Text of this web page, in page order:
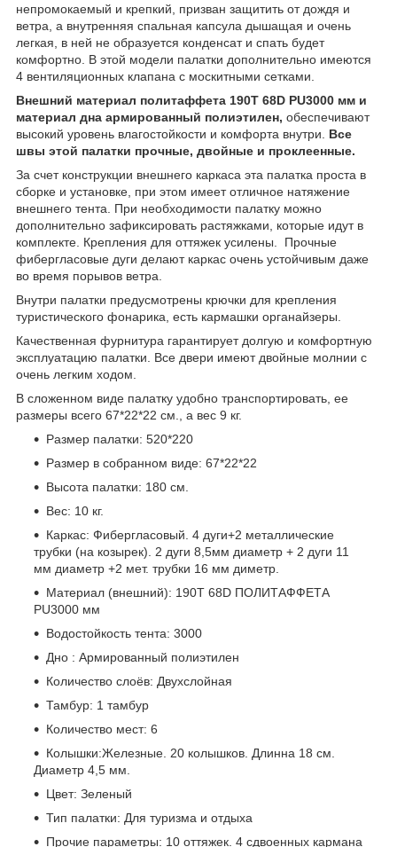
непромокаемый и крепкий, призван защитить от дождя и
ветра, а внутренняя спальная капсула дышащая и очень
легкая, в ней не образуется конденсат и спать будет
комфортно. В этой модели палатки дополнительно имеются
4 вентиляционных клапана с москитными сетками.
Внешний материал политаффета 190T 68D PU3000 мм и
материал дна армированный полиэтилен, обеспечивают
высокий уровень влагостойкости и комфорта внутри. Все
швы этой палатки прочные, двойные и проклеенные.
За счет конструкции внешнего каркаса эта палатка проста в
сборке и установке, при этом имеет отличное натяжение
внешнего тента. При необходимости палатку можно
дополнительно зафиксировать растяжками, которые идут в
комплекте. Крепления для оттяжек усилены. Прочные
фибергласовые дуги делают каркас очень устойчивым даже
во время порывов ветра.
Внутри палатки предусмотрены крючки для крепления
туристического фонарика, есть кармашки органайзеры.
Качественная фурнитура гарантирует долгую и комфортную
эксплуатацию палатки. Все двери имеют двойные молнии с
очень легким ходом.
В сложенном виде палатку удобно транспортировать, ее
размеры всего 67*22*22 см., а вес 9 кг.
Размер палатки: 520*220
Размер в собранном виде: 67*22*22
Высота палатки: 180 см.
Вес: 10 кг.
Каркас: Фибергласовый. 4 дуги+2 металлические
трубки (на козырек). 2 дуги 8,5мм диаметр + 2 дуги 11
мм диаметр +2 мет. трубки 16 мм диметр.
Материал (внешний): 190T 68D ПОЛИТАФФЕТА
PU3000 мм
Водостойкость тента: 3000
Дно : Армированный полиэтилен
Количество слоёв: Двухслойная
Тамбур: 1 тамбур
Количество мест: 6
Колышки:Железные. 20 колышков. Длинна 18 см.
Диаметр 4,5 мм.
Цвет: Зеленый
Тип палатки: Для туризма и отдыха
Прочие параметры: 10 оттяжек. 4 сдвоенных кармана